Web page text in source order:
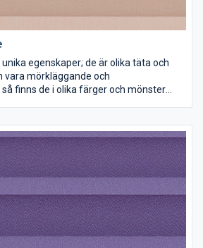
egenskaper; de är olika täta och
vara mörkläggande och
finns de i olika färger och mönster